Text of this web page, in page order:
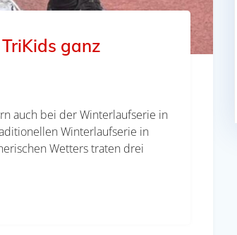
ganz
auch bei der Winterlaufserie in
Winterlaufserie in
Wetters traten drei